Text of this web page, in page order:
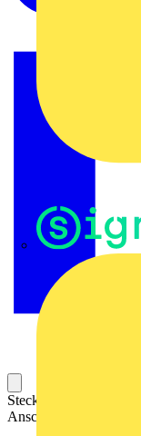
Steckbarer
Anschlusstechnologie